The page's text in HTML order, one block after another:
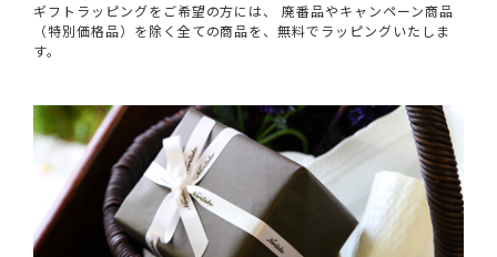
ギフトラッピングをご希望の方には、 廃番品やキャンペーン商品
（特別価格品）を除く全ての商品を、無料でラッピングいたしま
す。